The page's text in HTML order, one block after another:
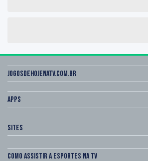
Jogosdehojenatv.com.br
Apps
Sites
Como assistir a esportes na TV